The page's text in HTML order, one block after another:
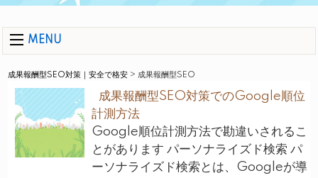
MENU
成果報酬型SEO対策｜安全で格安 > 成果報酬型SEO
成果報酬型SEO対策でのGoogle順位
計測方法
Google順位計測方法で勘違いされるこ
とがあります パーソナライズド検索 パ
ーソナライズド検索とは、Googleが導